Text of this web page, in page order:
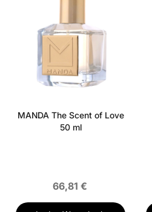
MANDA The Scent of Love
50 ml
66,81 €